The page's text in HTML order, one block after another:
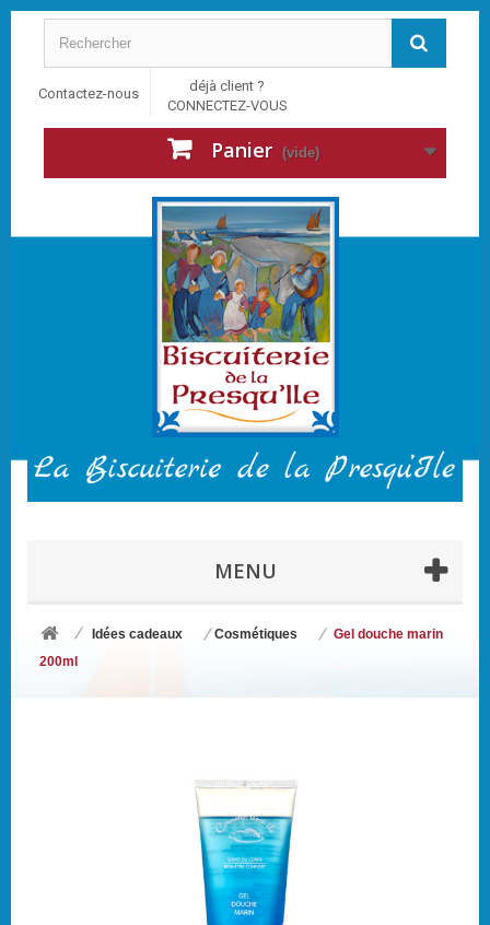
Contactez-nous
déjà client ?
CONNECTEZ-VOUS
Panier (vide)
MENU
Idées cadeaux Cosmétiques
Gel douche marin
200ml